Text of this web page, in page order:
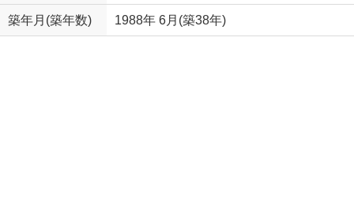
築年月(築年数) 1988年 6月(築38年)